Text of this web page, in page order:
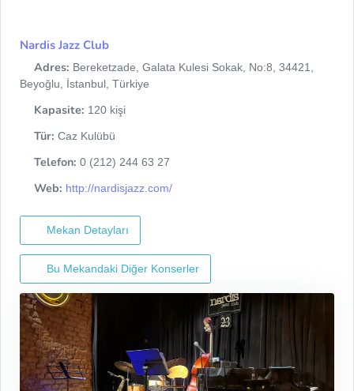
Nardis Jazz Club
Adres: Bereketzade, Galata Kulesi Sokak, No:8, 34421,
Beyoğlu, İstanbul, Türkiye
Kapasite: 120 kişi
Tür: Caz Kulübü
Telefon: 0 (212) 244 63 27
Web: http://nardisjazz.com/
Mekan Detayları
Bu Mekandaki Diğer Konserler